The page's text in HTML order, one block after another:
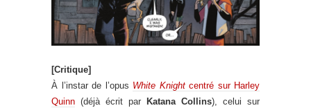
[Critique]
À l’instar de l’opus White Knightcentré sur Harley
Quinn (déjà écrit par Katana Collins), celui sur